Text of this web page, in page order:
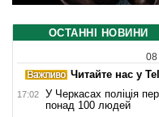
ОСТАННІ НОВИНИ
08
Читайте нас у
17:02
У Черкасах поліція
понад 100 людей